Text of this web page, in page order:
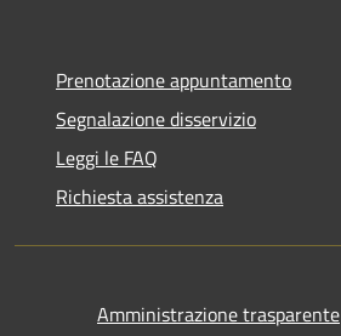
Prenotazione appuntamento
Segnalazione disservizio
Leggi le FAQ
Richiesta assistenza
Amministrazione trasparente